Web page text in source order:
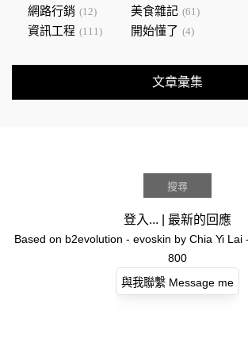
網路行銷 (12) 美食雜記 (61)
資訊工程 (111) 開始懂了 (4)
文章彙集
登入... 最新的回應
Based on b2evolution - evoskin by Chia Yi Lai
800
與我聯繫 Message me